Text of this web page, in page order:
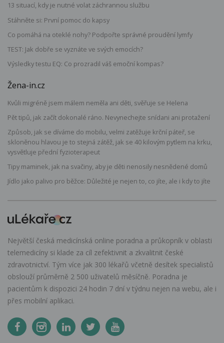
13 situací, kdy je nutné volat záchrannou službu
Stáhněte si: První pomoc do kapsy
Co pomáhá na oteklé nohy? Podpořte správné proudění lymfy
TEST: Jak dobře se vyznáte ve svých emocích?
Výsledky testu EQ: Co prozradil váš emoční kompas?
Žena-in.cz
Kvůli migréně jsem málem neměla ani děti, svěřuje se Helena
Pět tipů, jak začít dokonalé ráno. Nevynechejte snídani ani protažení
Způsob, jak se díváme do mobilu, velmi zatěžuje krční páteř, se
skloněnou hlavou je to stejná zátěž, jak se 40 kilovým pytlem na krku,
vysvětluje přední fyzioterapeut
Tipy maminek, jak na svačiny, aby je děti nenosily nesnědené domů
Jídlo jako palivo pro běžce: Důležité je nejen to, co jíte, ale i kdy to jíte
Největší česká medicínská online poradna a průkopník v oblasti
telemedicíny si klade za cíl zefektivnit a zkvalitnit české
zdravotnictví. Tým více jak 300 lékařů včetně desítek specialistů
obslouží průměrně 2 500 uživatelů měsíčně. Poradna je
pacientům k dispozici 24 hodin 7 dní v týdnu nejen na webu, ale i
přes mobilní aplikaci.